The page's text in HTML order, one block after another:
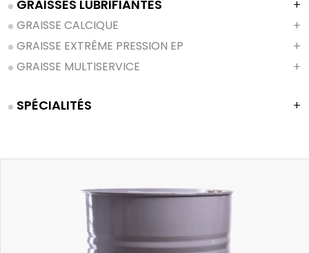
GRAISSES LUBRIFIANTES
GRAISSE CALCIQUE
GRAISSE EXTRÊME PRESSION EP
GRAISSE MULTISERVICE
SPÉCIALITÉS